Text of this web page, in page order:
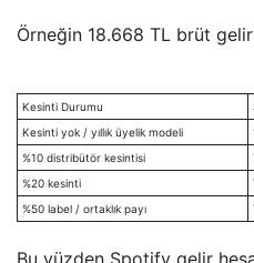
Örneğin 18.668 TL brüt
Kesinti Durumu
Kesinti yok / yıllık üyelik modeli
%10 distribütör kesintisi
%20 kesinti
%50 label / ortaklık payı